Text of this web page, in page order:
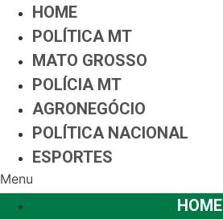
HOME
POLÍTICA MT
MATO GROSSO
POLÍCIA MT
AGRONEGÓCIO
POLÍTICA NACIONAL
ESPORTES
Menu
HOME